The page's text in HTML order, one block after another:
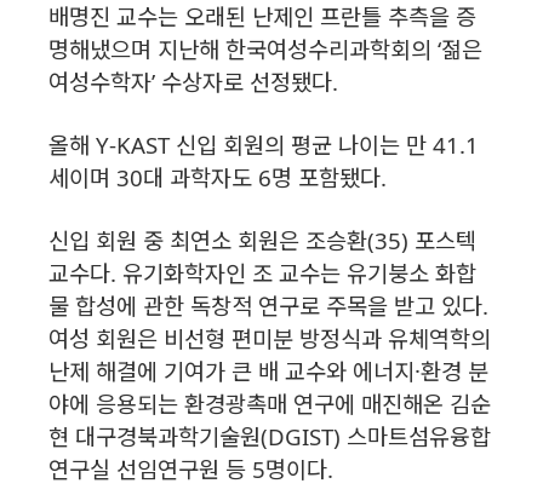
배명진 교수는 오래된 난제인 프란틀 추측을 증
명해냈으며 지난해 한국여성수리과학회의 ‘젊은
여성수학자’ 수상자로 선정됐다.
올해 Y-KAST 신입 회원의 평균 나이는 만 41.1
세이며 30대 과학자도 6명 포함됐다.
신입 회원 중 최연소 회원은 조승환(35) 포스텍
교수다. 유기화학자인 조 교수는 유기붕소 화합
물 합성에 관한 독창적 연구로 주목을 받고 있다.
여성 회원은 비선형 편미분 방정식과 유체역학의
난제 해결에 기여가 큰 배 교수와 에너지·환경 분
야에 응용되는 환경광촉매 연구에 매진해온 김순
현 대구경북과학기술원(DGIST) 스마트섬유융합
연구실 선임연구원 등 5명이다.